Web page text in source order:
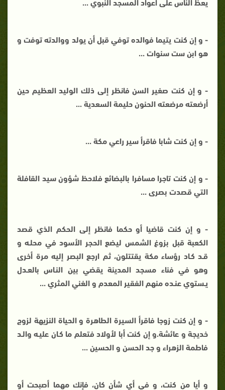
- و إن كنت يتيما فوالده توفي قبل أن يولد ووالدته توفت و
هو ابن ست سنوات ...
- و إن كنت صغير السن فانظر إلى ذلك الوليد العظيم حين
أرضعته مرضعته الحنون حليمة السعدية ...
- و إن كنت شابا فاقرأ سير راعي مكة ...
- و إن كنت تاجرا مسافرا بالبضائع فلاحظ شؤون سيد القافلة
التي قصدت بصرى ...
- و إن كنت قاضيا أو حكما فانظر إلى الحكم الذي قصد
الكعبة قبل بزوغ الشمس ليضع الحجر الأسود في محلـه و
قـد كـاد رؤساء مكة يقتتلون، ثم ارجع البصر إليه مرة أخرى
وهو في فناء مسجد المدينة يقضي بين النـاس بالعـدل
يـستوي عنـده منهم الفقير المعدم و الغني المثري ...
- و إن كنت زوجا فاقرأ السيرة الطاهرة و الحياة النزيهة لزوج
خديجة و عائشة.و إن كنت أبا لأولاد فتعلم ما كـان عليـه والـد
فاطمة الزهراء و جد الحسن و الحسين ...
و أيا من كنت، و في أي شأن كان، فإنك مهما أصبحت أو